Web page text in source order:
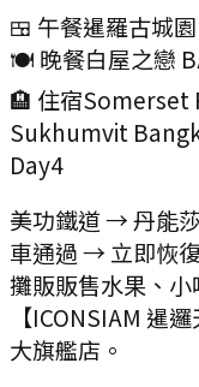
🍱 午餐暹羅古城
🍽️ 晚餐白屋之戀
🏨 住宿Somerset
Sukhumvit
Day4
美功鐵道 → 丹能
車通過 → 立即恢
攤販販售水果、
【ICONSIAM 暹
大旗艦店。